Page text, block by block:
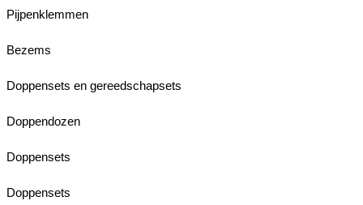
Pijpenklemmen
Bezems
Doppensets en gereedschapsets
Doppendozen
Doppensets
Doppensets